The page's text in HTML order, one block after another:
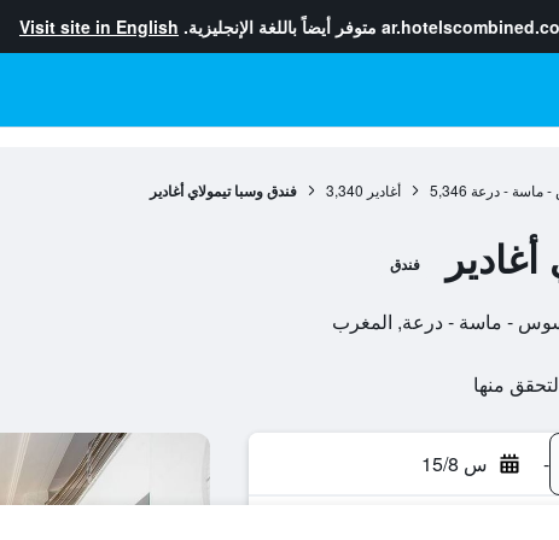
متوفر أيضاً باللغة الإنجليزية. Visit site in English
ماسة - درعة 5,346 أغادير 3,340 فندق وسبا تيمولاي أغادير
فندق
- س 15/8